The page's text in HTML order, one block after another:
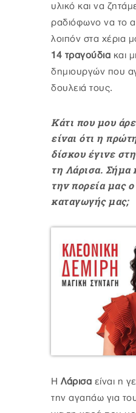
υλικό και να
ραδιόφωνο να το
λοιπόν στα χέρια
14 τραγούδια και
δημιουργών που
δουλειά τους.
Κάτι που μου
είναι ότι η
δίσκου έγινε
τη Λάρισα. Σήμα
την πορεία μας
καταγωγής μας;
Η Λάρισα είναι η
την αγαπάω για